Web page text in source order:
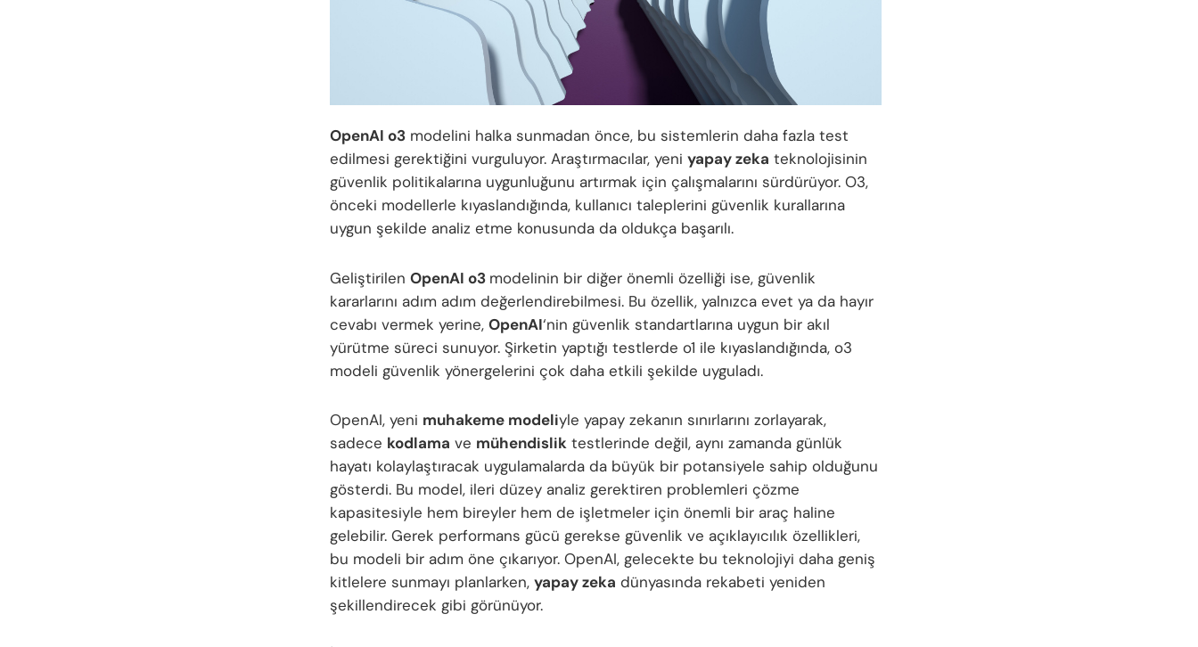
OpenAI o3 modelini halka sunmadan önce, bu sistemlerin daha fazla test
edilmesi gerektiğini vurguluyor. Araştırmacılar, yeni yapay zeka teknolojisinin
güvenlik politikalarına uygunluğunu artırmak için çalışmalarını sürdürüyor. O3,
önceki modellerle kıyaslandığında, kullanıcı taleplerini güvenlik kurallarına
uygun şekilde analiz etme konusunda da oldukça başarılı.
Geliştirilen OpenAI o3 modelinin bir diğer önemli özelliği ise, güvenlik
kararlarını adım adım değerlendirebilmesi. Bu özellik, yalnızca evet ya da hayır
cevabı vermek yerine, OpenAI‘nin güvenlik standartlarına uygun bir akıl
yürütme süreci sunuyor. Şirketin yaptığı testlerde o1 ile kıyaslandığında, o3
modeli güvenlik yönergelerini çok daha etkili şekilde uyguladı.
OpenAI, yeni muhakeme modeliyle yapay zekanın sınırlarını zorlayarak,
sadece kodlama ve mühendislik testlerinde değil, aynı zamanda günlük
hayatı kolaylaştıracak uygulamalarda da büyük bir potansiyele sahip olduğunu
gösterdi. Bu model, ileri düzey analiz gerektiren problemleri çözme
kapasitesiyle hem bireyler hem de işletmeler için önemli bir araç haline
gelebilir. Gerek performans gücü gerekse güvenlik ve açıklayıcılık özellikleri,
bu modeli bir adım öne çıkarıyor. OpenAI, gelecekte bu teknolojiyi daha geniş
kitlelere sunmayı planlarken, yapay zeka dünyasında rekabeti yeniden
şekillendirecek gibi görünüyor.